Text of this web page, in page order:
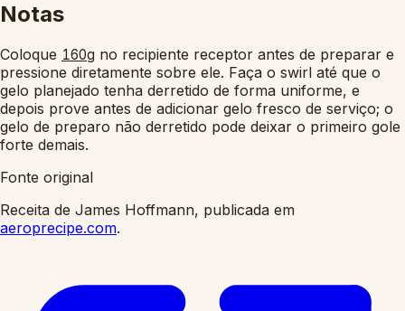
Notas
Coloque 160g no recipiente receptor antes de preparar e
pressione diretamente sobre ele. Faça o swirl até que o
gelo planejado tenha derretido de forma uniforme, e
depois prove antes de adicionar gelo fresco de serviço; o
gelo de preparo não derretido pode deixar o primeiro gole
forte demais.
Fonte original
Receita de James Hoffmann, publicada em
aeroprecipe.com.